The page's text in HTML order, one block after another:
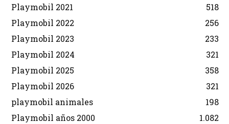
Playmobil 2021
518
Playmobil 2022
256
Playmobil 2023
233
Playmobil 2024
321
Playmobil 2025
358
Playmobil 2026
321
playmobil animales
198
Playmobil años 2000
1.082